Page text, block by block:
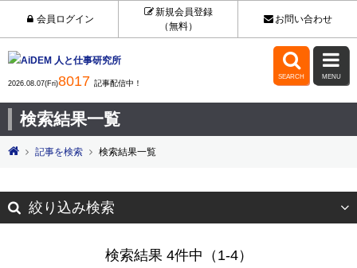
会員ログイン
新規会員登録
（無料）
お問い合わせ
2026.08.07(Fri)8017 記事配信中！

SEARCH

MENU
検索結果一覧
記事を検索 検索結果一覧
絞り込み検索
検索結果 4件中（1-4）